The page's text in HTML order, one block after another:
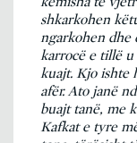
shkarkohen
ngarkohen dhe
karrocë e tillë u
kuajt. Kjo ishte
afër. Ato janë
buajt tanë, me
Kafkat e tyre